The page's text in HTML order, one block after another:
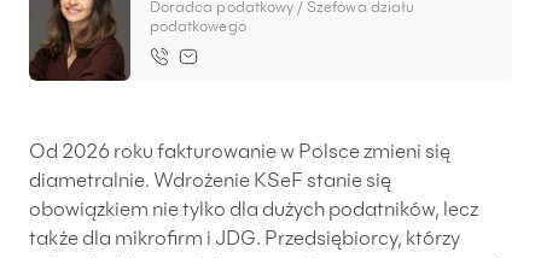
Baza wiedzy
Ochrona majątku i planowanie podatkowe
Ochrona majątku
Planowanie podatkowe
Restrukturyzacje
Doradca podatkowy / Szefowa działu
podatkowego
Od 2026 roku fakturowanie w Polsce zmieni się
diametralnie. Wdrożenie KSeF stanie się
obowiązkiem nie tylko dla dużych podatników, lecz
także dla mikrofirm i JDG. Przedsiębiorcy, którzy